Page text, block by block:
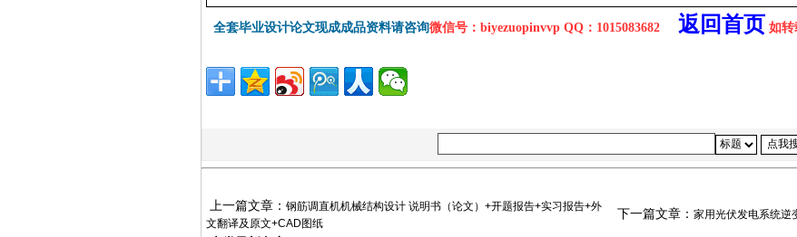
全套毕业设计论文现成成品资料请咨询微信号：biyezuopinvvp QQ：1015083682 返回首页 如转
上一篇文章： 钢筋调直机机械结构设计 说明书（论文）+开题报告+实习报告+外
文翻译及原文+CAD图纸
下一篇文章： 家用光伏发电系统逆